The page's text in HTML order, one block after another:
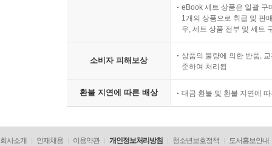
eBook 세트 상품은 일괄 구
1개의 상품으로 취급 및 판
우, 세트 상품 전부 및 세트
소비자 피해보상
상품의 불량에 의한 반품,
준하여 처리됨
환불 지연에 따른 배상 대금 환불 및 환불 지연에
회사소개 인재채용 이용약관 개인정보처리방침 청소년보호정책 도서홍보안내